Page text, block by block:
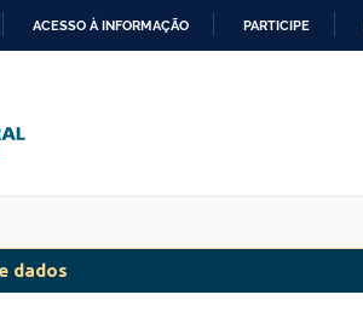
ACESSO À INFORMAÇÃO PARTICIPE
dados